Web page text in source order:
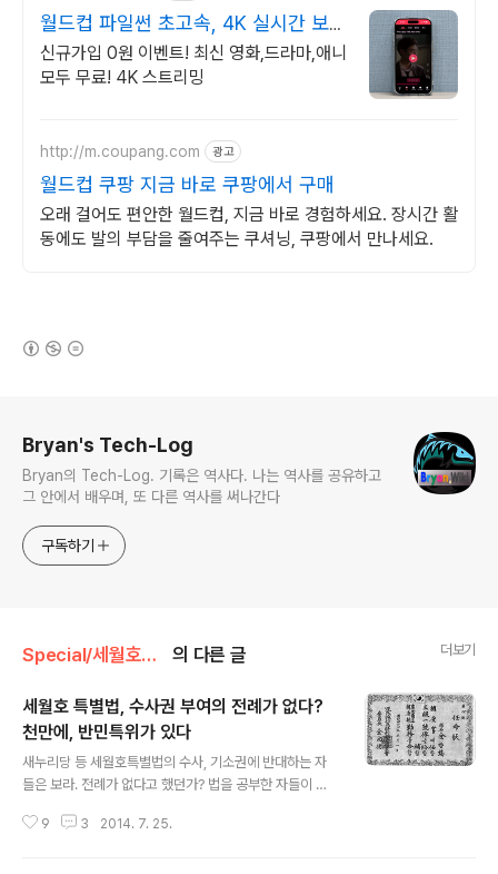
월드컵 파일썬 초고속, 4K 실시간 보
기!
신규가입 0원 이벤트! 최신 영화,드라마,애니
모두 무료! 4K 스트리밍
http://m.coupang.com 광고
월드컵 쿠팡 지금 바로 쿠팡에서 구매
오래 걸어도 편안한 월드컵, 지금 바로 경험하세요. 장시간 활
동에도 발의 부담을 줄여주는 쿠셔닝, 쿠팡에서 만나세요.
Bryan's Tech-Log
Bryan의 Tech-Log. 기록은 역사다. 나는 역사를 공유하고
그 안에서 배우며, 또 다른 역사를 써나간다
구독하기
Special/세월호특집 의 다른 글 더보기
세월호 특별법, 수사권 부여의 전례가 없다?
천만에, 반민특위가 있다
새누리당 등 세월호특별법의 수사, 기소권에 반대하는 자
들은 보라. 전례가 없다고 했던가? 법을 공부한 자들이 헌
신들이 찾던 '전례'다. 설마 몰랐다고 말하려나? 몰랐다면
9 3 2014. 7. 25.